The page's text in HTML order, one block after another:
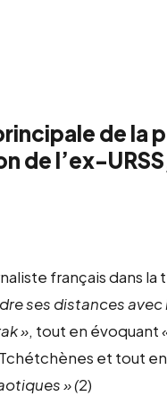
de la
de l’ex-
français dans
ses distances
», tout en évoquant
et tout
» (2)